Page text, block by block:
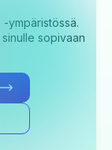
ympäristössä.
sopivaan